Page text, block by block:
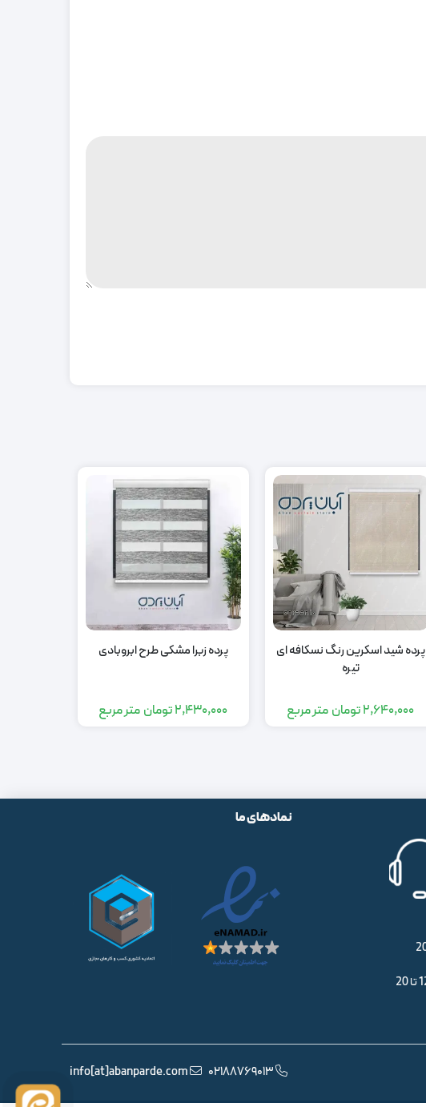
پرده شید اسکرین رنگ نسکافه ای
تیره
2,640,000تومان متر مربع
پرده زبرا مشکی طرح ابروبادی
2,430,000تومان متر مربع
نمادهای ما
02188769013
info[at]abanparde.com